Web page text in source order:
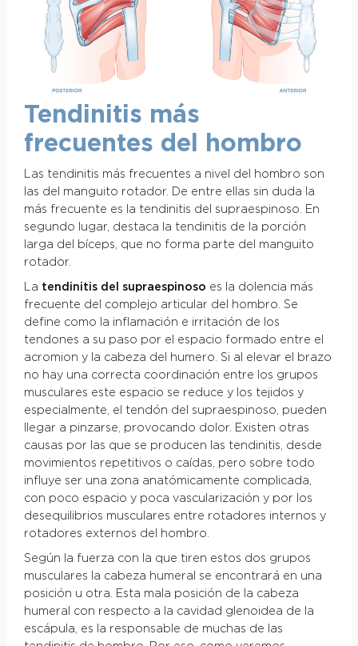
Tendinitis más
frecuentes del hombro
Las tendinitis más frecuentes a nivel del hombro son
las del manguito rotador. De entre ellas sin duda la
más frecuente es la tendinitis del supraespinoso. En
segundo lugar, destaca la tendinitis de la porción
larga del bíceps, que no forma parte del manguito
rotador.
La tendinitis del supraespinoso es la dolencia más
frecuente del complejo articular del hombro. Se
define como la inflamación e irritación de los
tendones a su paso por el espacio formado entre el
acromion y la cabeza del humero. Si al elevar el brazo
no hay una correcta coordinación entre los grupos
musculares este espacio se reduce y los tejidos y
especialmente, el tendón del supraespinoso, pueden
llegar a pinzarse, provocando dolor. Existen otras
causas por las que se producen las tendinitis, desde
movimientos repetitivos o caídas, pero sobre todo
influye ser una zona anatómicamente complicada,
con poco espacio y poca vascularización y por los
desequilibrios musculares entre rotadores internos y
rotadores externos del hombro.
Según la fuerza con la que tiren estos dos grupos
musculares la cabeza humeral se encontrará en una
posición u otra. Esta mala posición de la cabeza
humeral con respecto a la cavidad glenoidea de la
escápula, es la responsable de muchas de las